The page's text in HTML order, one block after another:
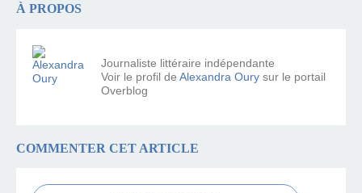
À PROPOS
Journaliste littéraire indépendante
Voir le profil de Alexandra Oury sur le portail
Overblog
COMMENTER CET ARTICLE